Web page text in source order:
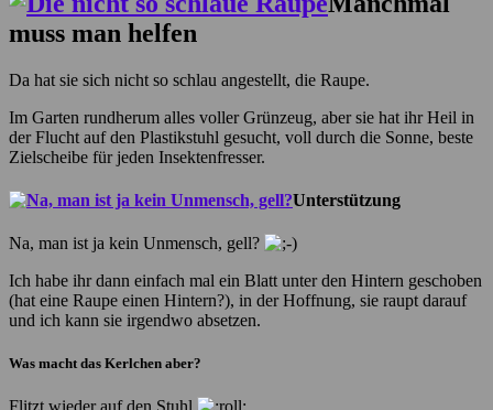
muss man helfen
Da hat sie sich nicht so schlau angestellt, die Raupe.
Im Garten rundherum alles voller Grünzeug, aber sie hat ihr Heil in
der Flucht auf den Plastikstuhl gesucht, voll durch die Sonne, beste
Zielscheibe für jeden Insektenfresser.
Unterstützung
Na, man ist ja kein Unmensch, gell?
Ich habe ihr dann einfach mal ein Blatt unter den Hintern geschoben
(hat eine Raupe einen Hintern?), in der Hoffnung, sie raupt darauf
und ich kann sie irgendwo absetzen.
Was macht das Kerlchen aber?